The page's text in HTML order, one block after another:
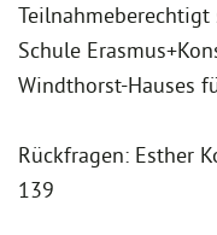
Teilnahmeberechtigt
Schule
Windthorst-Hauses
Rückfragen: Esther
139